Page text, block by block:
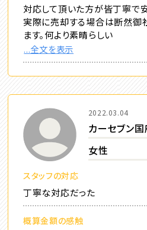
対応して頂いた方が皆丁寧で
実際に売却する場合は断然御
ます。何より素晴らしい
...全文を表示
2022.03.04
カーセブン
女性
スタッフの対応
丁寧な対応だった
概算金額の感触